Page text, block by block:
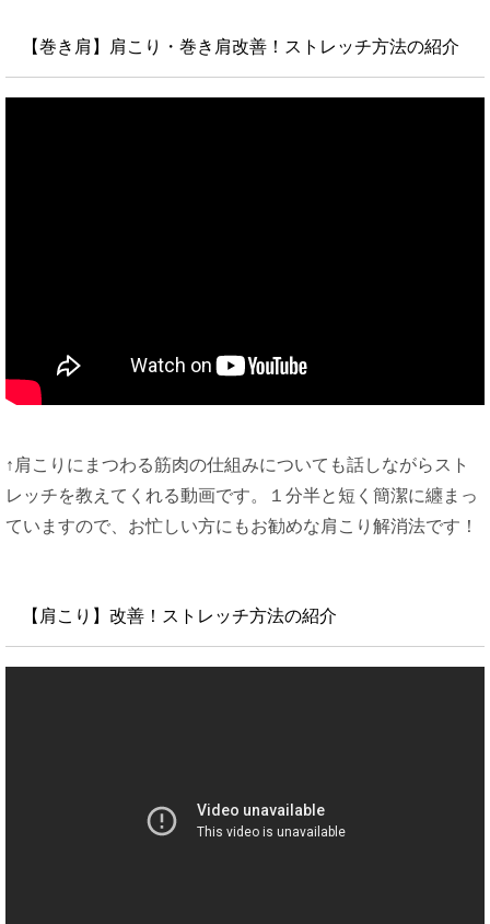
【巻き肩】肩こり・巻き肩改善！ストレッチ方法の紹介
↑肩こりにまつわる筋肉の仕組みについても話しながらスト
レッチを教えてくれる動画です。１分半と短く簡潔に纏まっ
ていますので、お忙しい方にもお勧めな肩こり解消法です！
【肩こり】改善！ストレッチ方法の紹介